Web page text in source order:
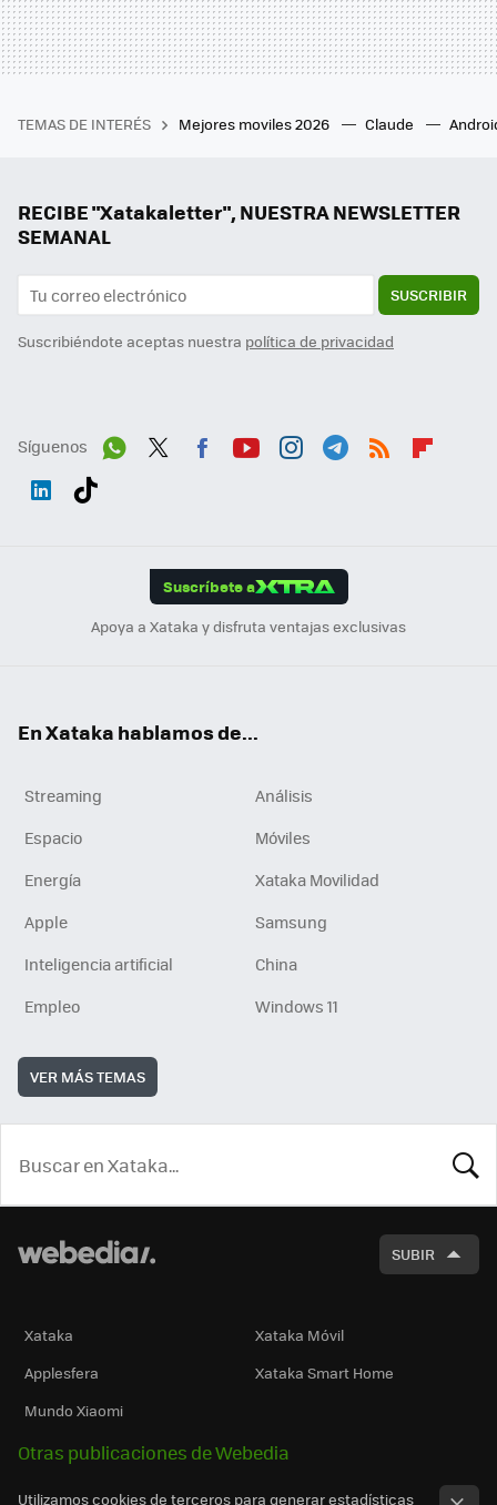
TEMAS DE INTERÉS Mejores moviles 2026 Claude
RECIBE "Xatakaletter", NUESTRA NEWSLETTER
SEMANAL
SUSCRIBIR
Suscribiéndote aceptas nuestra política de privacidad
Síguenos
Suscríbete a
Apoya a Xataka y disfruta ventajas exclusivas
En Xataka hablamos de...
Streaming
Análisis
Espacio
Móviles
Energía
Xataka Movilidad
Apple
Samsung
Inteligencia artificial
China
Empleo
Windows 11
VER MÁS TEMAS
SUBIR
Xataka
Xataka Móvil
Applesfera
Xataka Smart Home
Mundo Xiaomi
Otras publicaciones de Webedia
Utilizamos cookies de terceros para generar estadísticas